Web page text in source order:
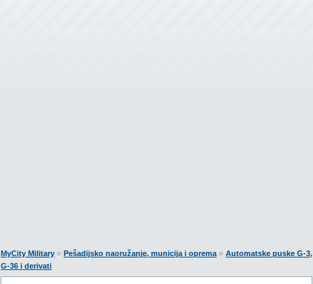
MyCity Military » Pešadijsko naoružanje, municija i oprema» Automatske puske G-3,
G-36 i derivati